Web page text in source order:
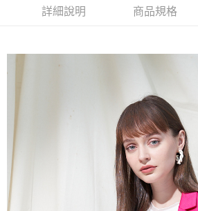
2.付款方式選擇「大哥付你分期」，訂單成立後
流程，驗證手機門號後，選擇欲分期的期數、繳
4.訂單成立30分鐘內，如未前往確認交易或遇審
消。如遇「轉專審核」未通過狀況，表示未達大
1.分期款項不併入電信帳單，「大哥付你分期」
2.透過簡訊連結打開帳單後，可選擇「超商條碼
帳／街口支付／iPASS MONEY」等通路繳費。
1.本服務係由「台灣大哥大股份有限公司」（以
用戶於交易時，得透過本服務購買商品或服務，
買賣價金債權讓與本公司後，依約使用本公司帳
相關說明
【「AFTEE先享後付」結帳流程】
１．於結帳方式選擇「AFTEE先享後付」後，將
結帳頁面，進行簡訊認證並確認金額後，即可完成
２．訂單成立數日內，您將收到繳費通知簡訊。
３．收到繳費通知簡訊後14天內，點擊此簡訊中
ATM／網路銀行／等多元方式進行付款，方視為
※ 請注意：結帳手續完成當下不需立刻繳費，但
購買商品的店家。未經商家同意取消之訂單仍視
每筆NT$120，滿NT$2,000(含以上)免運費
7-11取貨付款
每筆NT$120，滿NT$2,000(含以上)免運費
每筆NT$120，滿NT$2,000(含以上)免運費
詳細說明 商品規格